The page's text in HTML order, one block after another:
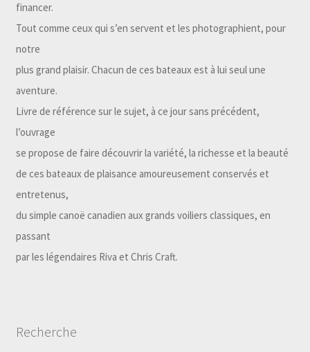
financer.
Tout comme ceux qui s’en servent et les photographient, pour
notre
plus grand plaisir. Chacun de ces bateaux est à lui seul une
aventure.
Livre de référence sur le sujet, à ce jour sans précédent,
l’ouvrage
se propose de faire découvrir la variété, la richesse et la beauté
de ces bateaux de plaisance amoureusement conservés et
entretenus,
du simple canoë canadien aux grands voiliers classiques, en
passant
par les légendaires Riva et Chris Craft.
Recherche